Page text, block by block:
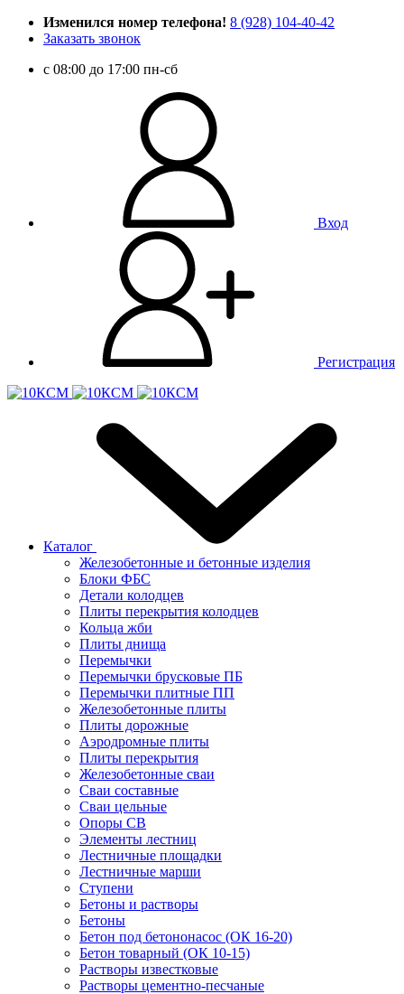
Изменился номер телефона! 8 (928) 104-40-42
Заказать звонок
c 08:00 до 17:00 пн-сб
Вход
Регистрация
Каталог
Железобетонные и бетонные изделия
Блоки ФБС
Детали колодцев
Плиты перекрытия колодцев
Кольца жби
Плиты днища
Перемычки
Перемычки брусковые ПБ
Перемычки плитные ПП
Железобетонные плиты
Плиты дорожные
Аэродромные плиты
Плиты перекрытия
Железобетонные сваи
Сваи составные
Сваи цельные
Опоры СВ
Элементы лестниц
Лестничные площадки
Лестничные марши
Ступени
Бетоны и растворы
Бетоны
Бетон под бетононасос (ОК 16-20)
Бетон товарный (ОК 10-15)
Растворы известковые
Растворы цементно-песчаные